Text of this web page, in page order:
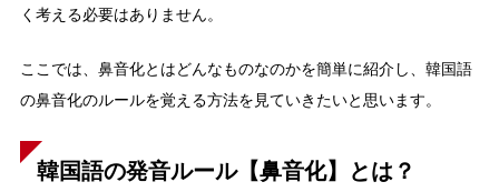
く考える必要はありません。
ここでは、鼻音化とはどんなものなのかを簡単に紹介し、韓国語
の鼻音化のルールを覚える方法を見ていきたいと思います。
韓国語の発音ルール【鼻音化】とは？